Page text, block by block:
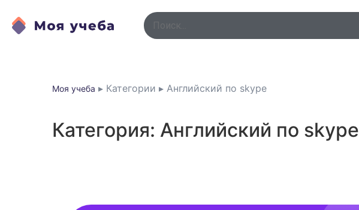
Моя учеба ▸ Категории ▸ Английский по skype
Категория: Английский по skype